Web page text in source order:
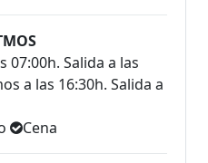
07:00h. Salida a las
a las 16:30h. Salida a
Cena